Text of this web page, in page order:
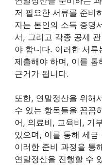
저 필요한 서류를 준비
자는 본인의 소득 증명
서, 그리고 각종 공제
야 합니다. 이러한 서류
제출해야 하며, 이를 통
근거가 됩니다.
또한, 연말정산을 위해
수 있는 항목들을 꼼꼼
어, 의료비, 교육비, 기
있으며, 이를 통해 세
이러한 준비 과정을 통
연말정산을 진행할 수